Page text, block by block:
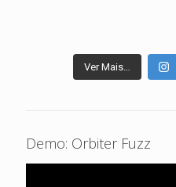
Ver Mais…
Demo: Orbiter Fuzz